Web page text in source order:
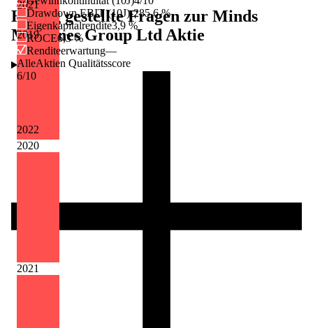
2021
2022
2019
2020
2021
Drawdown EBIT (10J)-285,6 %
Eigenkapitalrendite3,9 %
ROCE6,3 %
Renditeerwartung—
AlleAktien Qualitätsscore
6/10
Häufig gestellte Fragen zur Minds
Machines Group LtdAktie